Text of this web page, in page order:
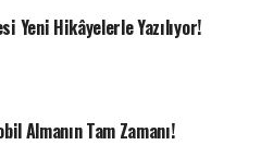
Yeni Hikâyelerle Yazılıyor!
Almanın Tam Zamanı!